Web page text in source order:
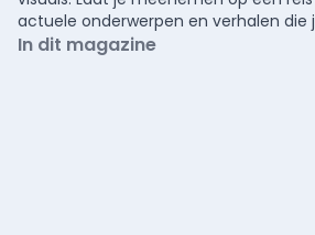
actuele onderwerpen en verhalen die
In dit magazine